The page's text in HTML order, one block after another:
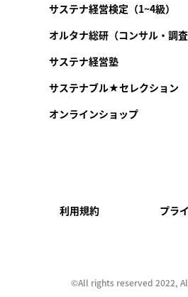
サステナ経営検定（1~4級）
オルタナ総研（コンサル・調査
サステナ経営塾
サステナブル★セレクション
オンラインショップ
利用規約 プラ
©︎All rights reserved 2022,